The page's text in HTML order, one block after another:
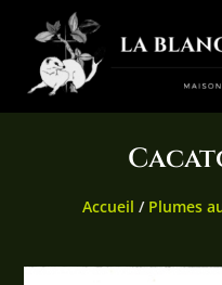
Accueil / Plumes